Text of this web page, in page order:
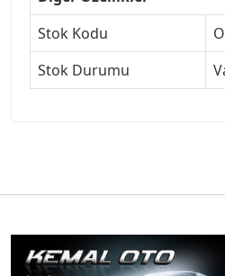
Stok Kodu
Stok Durumu